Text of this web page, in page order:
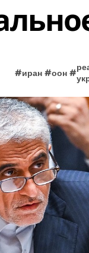
#иран #оон #